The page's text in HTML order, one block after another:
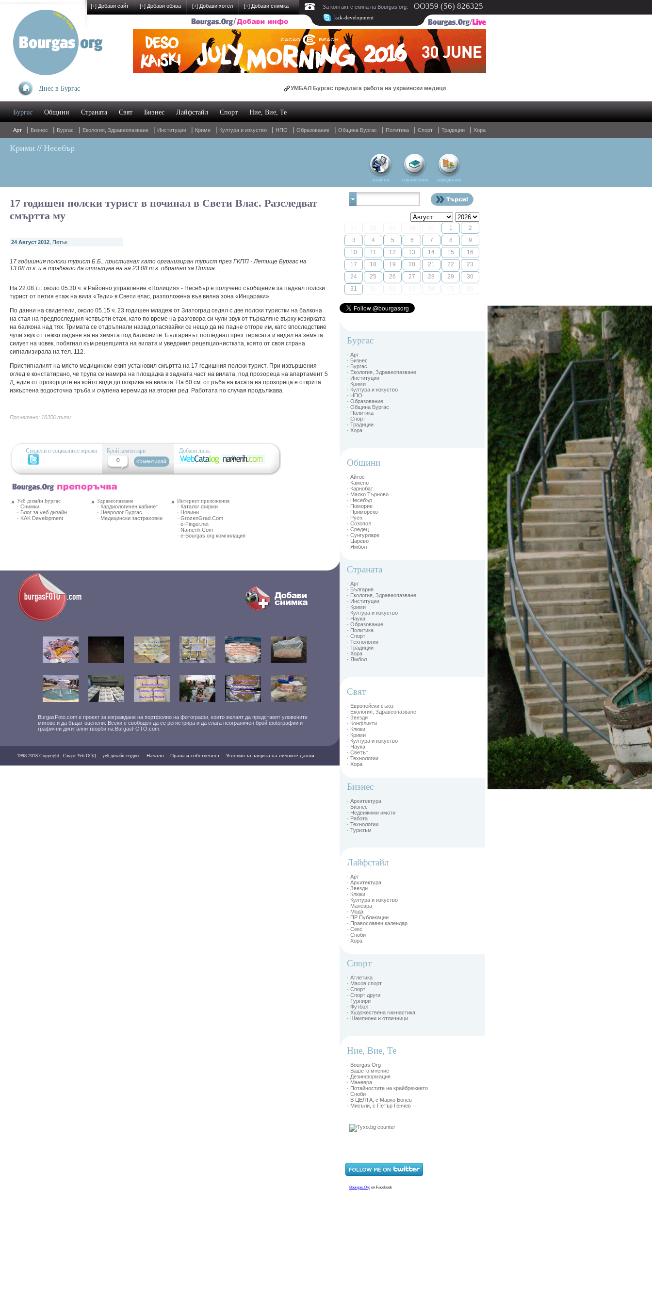
Днес в Бургас УМБАЛ Бургас предлага работа на украински медици
Oнлайн магазин за спални комплекти и домашен текстил
Бургас Общини Страната Свят Бизнес Лайфстайл Спорт Ние, Вие, Те
Арт | Бизнес | Бургас | Екология, Здравеопазване | Институции | Крими | Култура и изкуство | НПО | Образование | Община Бургас | Политика | Спорт | Традиции | Хора
Крими // Несебър
новини справочник заведения
17 годишен полски турист в починал в Свети Влас. Разследват
смъртта му
24 Август 2012 , Петък
17 годишния полски турист Б.Б., пристигнал като организиран турист през ГКПП - Летище Бургас на
13.08.т.г. и е трябвало да отпътува на на 23.08.т.г. обратно за Полша.
На 22.08.т.г. около 05.30 ч. в Районно управление «Полиция» - Несебър е получено съобщение за паднал полски
турист от петия етаж на вила «Теди» в Свети влас, разположена във вилна зона «Инцараки».
По данни на свидетели, около 05.15 ч. 23 годишен младеж от Златоград седял с две полски туристки на балкона
на стая на предпоследния четвърти етаж, като по време на разговора си чули звук от търкаляне върху козирката
на балкона над тях. Тримата се отдръпнали назад,опасявайки се нещо да не падне отгоре им, като впоследствие
чули звук от тежко падане на на земята под балконите. Българинът погледнал през терасата и видял на земята
силует на човек, побягнал към рецепцията на вилата и уведомил рецепционистката, която от своя страна
сигнализирала на тел. 112.
Пристигналият на място медицински екип установил смъртта на 17 годишния полски турист. При извършения
оглед е констатирано, че трупа се намира на площадка в задната част на вилата, под прозореца на апартамент 5
Д, един от прозорците на който води до покрива на вилата. На 60 см. от ръба на касата на прозореца е открита
изкъртена водосточна тръба и счупена керемида на втория ред. Работата по случая продължава.
Прочетено: 18356 пъти
Сподели в социалните мрежи
Брой коментари
0
Добави линк
Уеб дизайн Бургас
· Снимки
· Блог за уеб дизайн
· KAK Development
Здравеопазване
· Кардиологичен кабинет
· Невролог Бургас
· Медицински застраховки
Интернет приложения
· Каталог фирми
· Новини
· GrozenGrad.Com
· e-Finger.net
· Namerih.Com
· e-Bourgas.org компилация
BurgasFoto.com е проект за изграждане на портфолио на фотографи, които желаят да представят уловените
мигове и да бъдат оценени. Всеки е свободен да се регистрира и да слага неограничен брой фоtографии и
графични дигитални творби на BurgasFOTO.com.
1998-2018 Copyright Смарт Уеб ООД уеб дизайн студио Начало Права и собственост Условия за защита на личните данни
1
2
3
4 5 6 7 8
9
10
11 12 13 14 15
16
17
18 19 20 21 22
23
24
25 26 27 28 29
30
31
Бургас
· Арт
· Бизнес
· Бургас
· Екология, Здравеопазване
· Институции
· Крими
· Култура и изкуство
· НПО
· Образование
· Община Бургас
· Политика
· Спорт
· Традиции
· Хора
Общини
· Айтос
· Камено
· Карнобат
· Малко Търново
· Несебър
· Поморие
· Приморско
· Руен
· Созопол
· Средец
· Сунгурларе
· Царево
· Ямбол
Страната
· Арт
· България
· Екология, Здравеопазване
· Институции
· Крими
· Култура и изкуство
· Наука
· Образование
· Политика
· Спорт
· Технологии
· Традиции
· Хора
· Ямбол
Свят
· Европейски съюз
· Екология, Здравеопазване
· Звезди
· Конфликти
· Клюки
· Крими
· Култура и изкуство
· Наука
· Светът
· Технологии
· Хора
Бизнес
· Архитектура
· Бизнес
· Недвижими имоти
· Работа
· Технологии
· Туризъм
Лайфстайл
· Арт
· Архитектура
· Звезди
· Клюки
· Култура и изкуство
· Маневра
· Мода
· ПР Публикации
· Православен календар
· Секс
· Сноби
· Хора
Спорт
· Атлетика
· Масов спорт
· Спорт
· Спорт други
· Турнири
· Футбол
· Художествена гимнастика
· Шампиони и отличници
Ние, Вие, Те
· Bourgas.Org
· Вашето мнение
· Дезинформация
· Маневра
· Потайностите на крайбрежието
· Сноби
· В ЦЕЛТА, с Марко Бонев
· Мисъли, с Петър Генчев
[+] Добави сайт [+] Добави обява [+] Добави хотел [+] Добави снимка За контакт с екипа на Bourgas.org: OO359 (56) 826325
kak-development